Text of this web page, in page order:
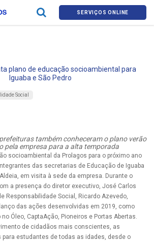
SERVIÇOS ONLINE
plano de educação socioambiental para
Iguaba e São Pedro
Social
também conheceram o plano verão
pela empresa para a alta temporada
socioambiental da Prolagos para o próximo ano
das secretarias de Educação de Iguaba
em visita à sede da empresa. Durante o
a presença do diretor executivo, José Carlos
Responsabilidade Social, Ricardo Azevedo,
das ações desenvolvidas em 2019, como
no Óleo, CaptaAção, Pioneiros e Portas Abertas.
de cidadãos mais conscientes, as
estudantes de todas as idades, desde o